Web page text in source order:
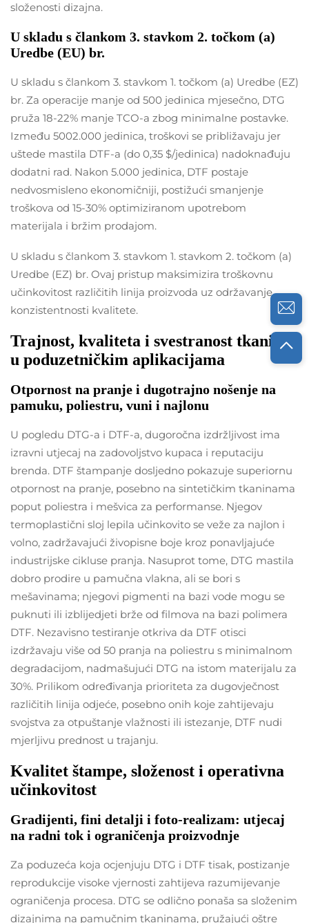
složenosti dizajna.
U skladu s člankom 3. stavkom 2. točkom (a)
Uredbe (EU) br.
U skladu s člankom 3. stavkom 1. točkom (a) Uredbe (EZ)
br. Za operacije manje od 500 jedinica mjesečno, DTG
pruža 18-22% manje TCO-a zbog minimalne postavke.
Između 5002.000 jedinica, troškovi se približavaju jer
uštede mastila DTF-a (do 0,35 $/jedinica) nadoknađuju
dodatni rad. Nakon 5.000 jedinica, DTF postaje
nedvosmisleno ekonomičniji, postižući smanjenje
troškova od 15-30% optimiziranom upotrebom
materijala i bržim prodajom.
U skladu s člankom 3. stavkom 1. stavkom 2. točkom (a)
Uredbe (EZ) br. Ovaj pristup maksimizira troškovnu
učinkovitost različitih linija proizvoda uz održavanje
konzistentnosti kvalitete.
Trajnost, kvaliteta i svestranost tkanine
u poduzetničkim aplikacijama
Otpornost na pranje i dugotrajno nošenje na
pamuku, poliestru, vuni i najlonu
U pogledu DTG-a i DTF-a, dugoročna izdržljivost ima
izravni utjecaj na zadovoljstvo kupaca i reputaciju
brenda. DTF štampanje dosljedno pokazuje superiornu
otpornost na pranje, posebno na sintetičkim tkaninama
poput poliestra i mešvica za performanse. Njegov
termoplastični sloj lepila učinkovito se veže za najlon i
volno, zadržavajući živopisne boje kroz ponavljajuće
industrijske cikluse pranja. Nasuprot tome, DTG mastila
dobro prodire u pamučna vlakna, ali se bori s
mešavinama; njegovi pigmenti na bazi vode mogu se
puknuti ili izblijedjeti brže od filmova na bazi polimera
DTF. Nezavisno testiranje otkriva da DTF otisci
izdržavaju više od 50 pranja na poliestru s minimalnom
degradacijom, nadmašujući DTG na istom materijalu za
30%. Prilikom određivanja prioriteta za dugovječnost
različitih linija odjeće, posebno onih koje zahtijevaju
svojstva za otpuštanje vlažnosti ili istezanje, DTF nudi
mjerljivu prednost u trajanju.
Kvalitet štampe, složenost i operativna
učinkovitost
Gradijenti, fini detalji i foto-realizam: utjecaj
na radni tok i ograničenja proizvodnje
Za poduzeća koja ocjenjuju DTG i DTF tisak, postizanje
reprodukcije visoke vjernosti zahtijeva razumijevanje
ograničenja procesa. DTG se odlično ponaša sa složenim
dizajnima na pamučnim tkaninama, pružajući oštre